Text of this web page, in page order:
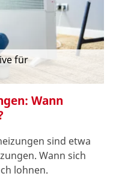
für
Wann
sind etwa
Wann sich
lohnen.